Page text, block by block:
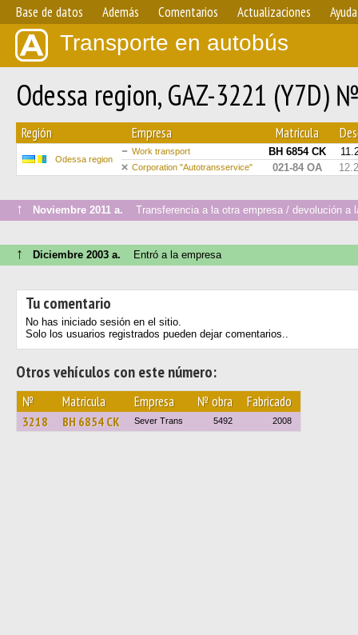
Base de datos Además Comentarios Actualizaciones Ayuda
Transporte en autobús
Odessa region, GAZ-3221 (Y7D)
Región Empresa Matrícula
Odessa region
Work transport BH 6854 CK
Сorporation "Autotransservice" 021-84 ОА
↑ Noviembre 2011 a. Transferencia a la otra empresa / devolución a
↑ Diciembre 2003 a. Entró a la empresa
Tu comentario
No has iniciado sesión en el sitio.
Solo los usuarios registrados pueden dejar comentarios..
Otros vehículos con este número:
№ Matrícula Empresa № obra Fabricado
3218 BH 6854 CK Sever Trans 5492 2008